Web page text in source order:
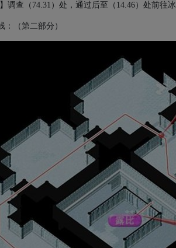
调查（ 74.31 ）处，通过后至（ 14.46）处前往
（第二部分）